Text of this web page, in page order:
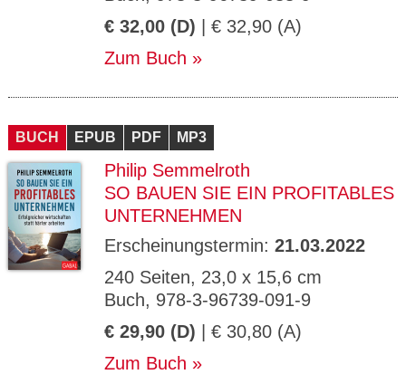
€ 32,00 (D) | € 32,90 (A)
Zum Buch
BUCH EPUB PDF MP3
Philip Semmelroth
SO BAUEN SIE EIN PROFITABLES
UNTERNEHMEN
Erscheinungstermin: 21.03.2022
240 Seiten, 23,0 x 15,6 cm
Buch, 978-3-96739-091-9
€ 29,90 (D) | € 30,80 (A)
Zum Buch